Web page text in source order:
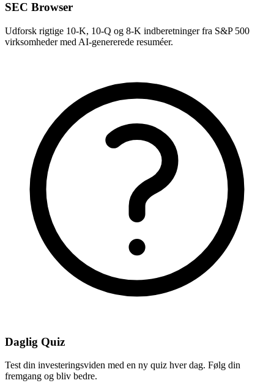
SEC Browser
Udforsk rigtige 10-K, 10-Q og 8-K indberetninger fra S&P 500
virksomheder med AI-genererede resuméer.
Daglig Quiz
Test din investeringsviden med en ny quiz hver dag. Følg din
fremgang og bliv bedre.